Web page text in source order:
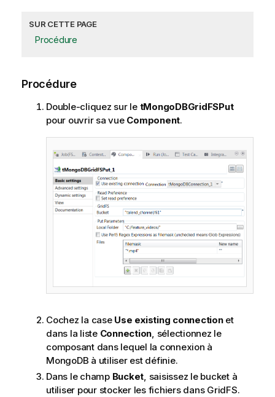
SUR CETTE PAGE
Procédure
Procédure
Double-cliquez sur le tMongoDBGridFSPut
pour ouvrir sa vue Component.
Cochez la case Use existing connectionet
dans la liste Connection, sélectionnez le
composant dans lequel la connexion à
MongoDB à utiliser est définie.
Dans le champ Bucket, saisissez le bucket à
utiliser pour stocker les fichiers dans GridFS.